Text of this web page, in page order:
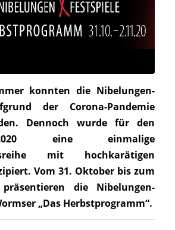
konnten die Nibelungen-
der Corona-Pandemie
Dennoch wurde für den
eine einmalige
mit hochkarätigen
Vom 31. Oktober bis zum
die Nibelungen-
„Das Herbstprogramm“.